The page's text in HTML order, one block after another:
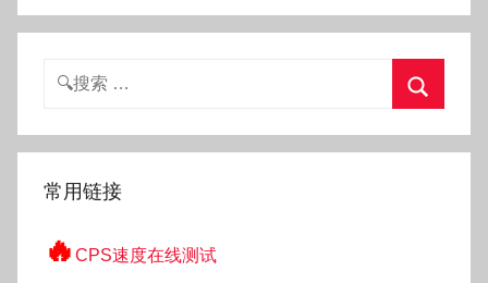
搜
索
常用链接
🔥 CPS速度在线测试